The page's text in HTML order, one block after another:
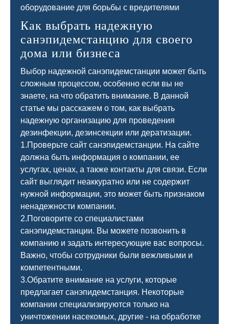
оборудование для борьбы с вредителями
Как выбрать надежную
санэпидемстанцию для своего
дома или бизнеса
Выбор надежной санэпидемстанции может быть
сложным процессом, особенно если вы не
знаете, на что обратить внимание. В данной
статье мы расскажем о том, как выбрать
надежную организацию для проведения
дезинфекции, дезинсекции или дератизации.
1.Проверьте сайт санэпидемстанции. На сайте
должна быть информация о компании, ее
услугах, ценах, а также контакты для связи. Если
сайт выглядит неаккуратно или не содержит
нужной информации, это может быть признаком
ненадежности компании.
2.Поговорите со специалистами
санэпидемстанции. Вы можете позвонить в
компанию и задать интересующие вас вопросы.
Важно, чтобы сотрудники были вежливыми и
компетентными.
3.Обратите внимание на услуги, которые
предлагает санэпидемстанция. Некоторые
компании специализируются только на
уничтожении насекомых, другие - на обработке